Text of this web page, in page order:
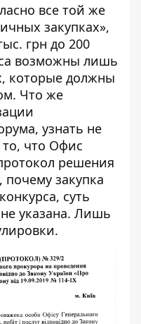
все той же
закупках»,
грн до 200
возможны лишь
которые должны
Что же
узнать не
то, что Офис
решения
закупка
суть
указана. Лишь